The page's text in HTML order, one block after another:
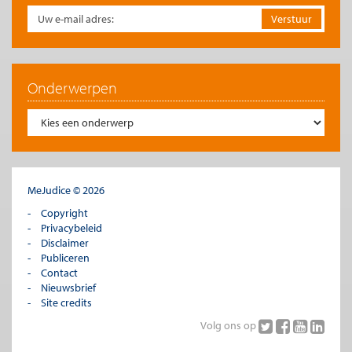
Onderwerpen
MeJudice © 2026
Copyright
Privacybeleid
Disclaimer
Publiceren
Contact
Nieuwsbrief
Site credits
Volg ons op